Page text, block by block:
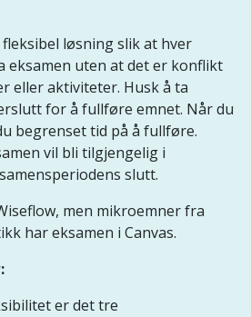
løsning slik at hver
eksamen uten at det er konflikt
eller aktiviteter. Husk å ta
for å fullføre emnet. Når du
begrenset tid på å fullføre.
vil bli tilgjengelig i
slutt.
men mikroemner fra
har eksamen i Canvas.
er det tre